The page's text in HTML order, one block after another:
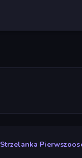
Strzelanka